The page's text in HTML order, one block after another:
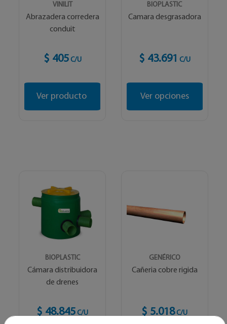
VINILIT
Abrazadera corredera
conduit
$ 405 C/U
Ver producto
BIOPLASTIC
Camara desgrasadora
$ 43.691 C/U
Ver opciones
BIOPLASTIC
Cámara distribuidora
de drenes
$ 48.845 C/U
GENÉRICO
Cañeria cobre rigida
$ 5.018 C/U